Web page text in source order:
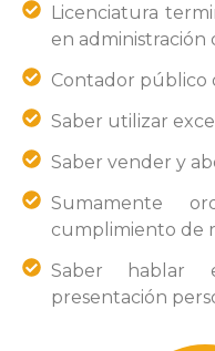
Licenciatura
en administración
Contador público
Saber utilizar
Saber vender y
Sumamente
cumplimiento de
Saber hablar
presentación